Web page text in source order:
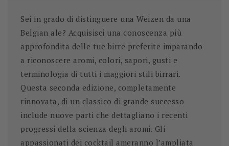
Sei in grado di distinguere una Weizen da una
Belgian ale? Acquisisci una conoscenza più
approfondita delle tue birre preferite imparando
a riconoscere aromi, colori, sapori, gusti e
terminologia di tutti i maggiori stili birrari.
Questa seconda edizione, completamente
rinnovata, di un classico di grande successo
include nuove parti che dettagliano i recenti
progressi della scienza degli aromi. Gli
appassionati dei cocktail ameranno l’ampliata